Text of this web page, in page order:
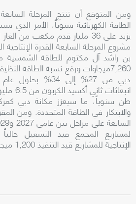
الطاقة الكهربائية سنوياً، الأمر
يزيد على 36 مليار قدم مكعب من
مشروع المرحلة السابعة القدرة
7,260ميجاوات ورفع نسبة الطاقة
طن سنوياً، ما سيعزز مكانة دبي
والابتكار في الطاقة المتجددة. ومن
الإنتاجية للمشاريع قيد التنفيذ 1,200 ميجاوات.